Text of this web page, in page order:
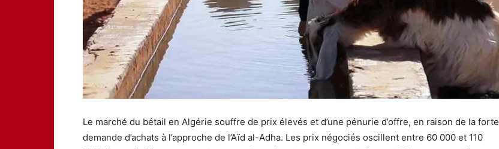
Le marché du bétail en Algérie souffre de prix élevés et d’une pénurie d’offre, en raison de la forte
demande d’achats à l’approche de l’Aïd al-Adha. Les prix négociés oscillent entre 60 000 et 110